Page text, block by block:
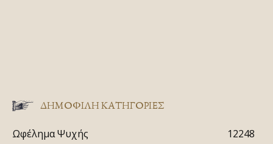
ΔΗΜΟΦΙΛΗ ΚΑΤΗΓΟΡΙΕΣ
Ωφέλημα Ψυχής
12248